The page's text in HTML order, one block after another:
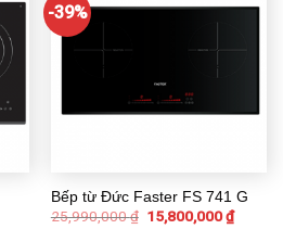
-39%
Bếp từ Đức Faster FS 741 G
25,990,000₫ 15,800,000₫